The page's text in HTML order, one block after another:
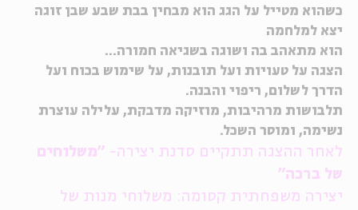
כשהוא מטייל על הגג הוא מבחין בבת שבע שבן זוגה
יצא למלחמה
הוא מתאהב בה ושוגה בשגיאה חמורה...
הצגה על טעויות ועל תובנות, על שימוש בכוח ועל
הדרך לשלום, ריפוי והבנה.
תלבושות מרהיבות, מוזיקה מדבקת, עלילה עוצרת
נשימה, ומוסר השכל.
לאחר ההצגה תתקיים סדנת יצירה- "משלוחים
של ברכה"
יצירה משפחתית קסומה: משלוחי מנות של